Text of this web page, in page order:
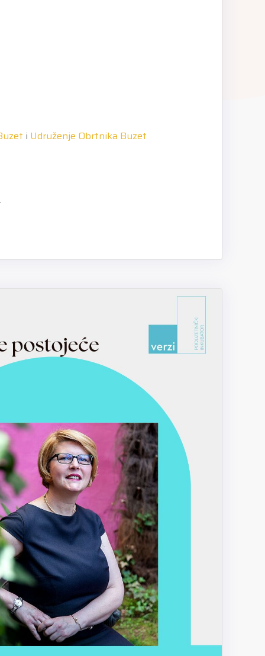
i Udruženje Obrtnika Buzet